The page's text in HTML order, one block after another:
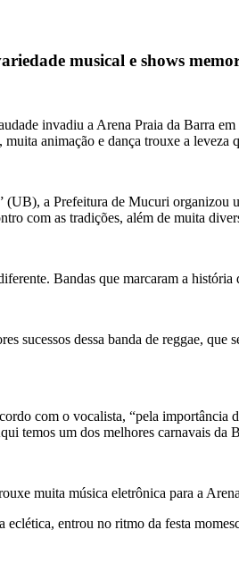
musical e shows
invadiu a Arena Praia da Barra
animação e dança trouxe a leveza
a Prefeitura de Mucuri organizou
com as tradições, além de muita
Bandas que marcaram a
sucessos dessa banda de reggae,
com o vocalista, “pela
temos um dos melhores carnavais da
muita música eletrônica para a
entrou no ritmo da festa